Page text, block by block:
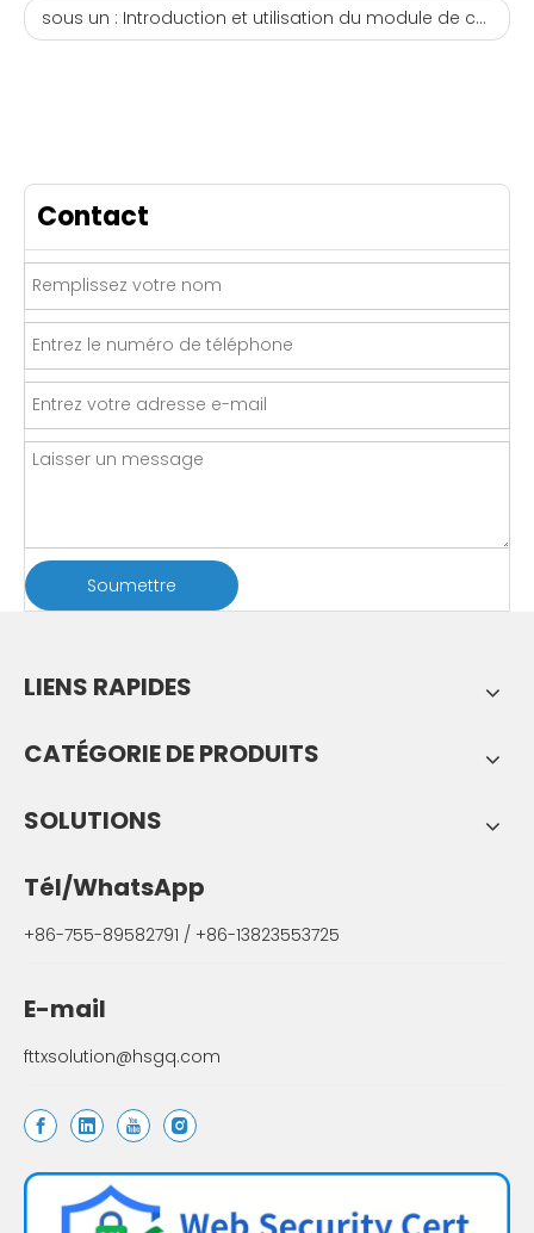
sous un : Introduction et utilisation du module de conversion CVR-QSFP-SFP10G
Contact
Soumettre
LIENS RAPIDES
CATÉGORIE DE PRODUITS
SOLUTIONS
Tél/WhatsApp
+86-755-89582791 / +86-13823553725
E-mail
fttxsolution@hsgq.com